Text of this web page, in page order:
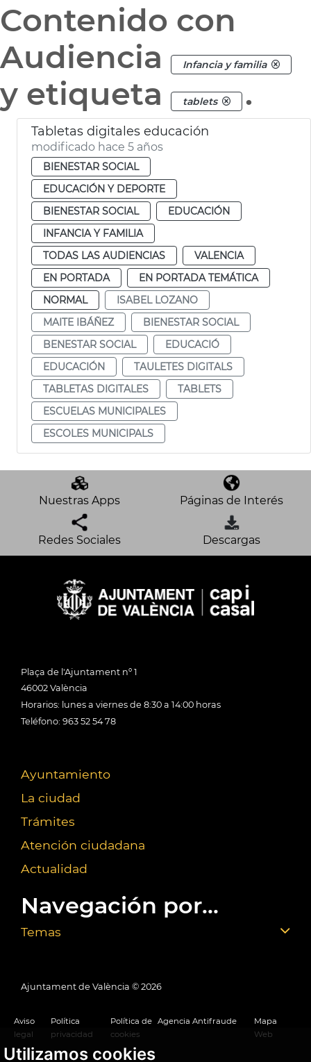
Utilizamos cookies
Contenido con
Audiencia
Infancia y familia
y etiqueta tablets .
Tabletas digitales educación
modificado hace 5 años
BIENESTAR SOCIAL
EDUCACIÓN Y DEPORTE
BIENESTAR SOCIAL
EDUCACIÓN
INFANCIA Y FAMILIA
TODAS LAS AUDIENCIAS
VALENCIA
EN PORTADA
EN PORTADA TEMÁTICA
NORMAL
ISABEL LOZANO
MAITE IBÁÑEZ
BIENESTAR SOCIAL
BENESTAR SOCIAL
EDUCACIÓ
EDUCACIÓN
TAULETES DIGITALS
TABLETAS DIGITALES
TABLETS
ESCUELAS MUNICIPALES
ESCOLES MUNICIPALS
Nuestras Apps Páginas de Interés
Redes Sociales Descargas
Plaça de l'Ajuntament nº 1
46002 València
Horarios: lunes a viernes de 8:30 a 14:00 horas
Teléfono: 963 52 54 78
Ayuntamiento
La ciudad
Trámites
Atención ciudadana
Actualidad
Navegación por...
Temas
Ajuntament de València © 2026
Aviso
legal
Política
privacidad
Política de
cookies
Agencia Antifraude
Mapa
Web